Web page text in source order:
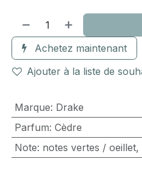
Achetez maintenant
Ajouter à la liste de
Marque: Drake
Parfum: Cèdre
Note: notes vertes /